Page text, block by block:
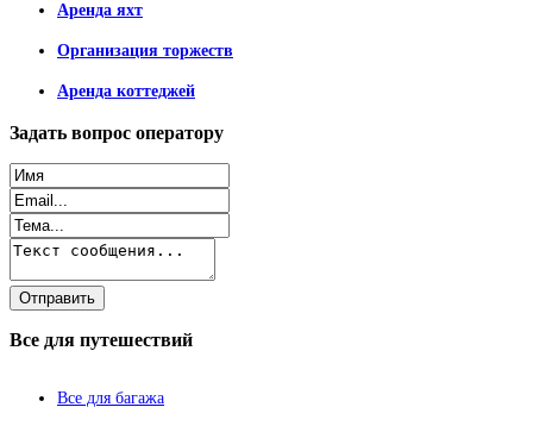
Аренда яхт
Организация торжеств
Аренда коттеджей
Задать вопрос оператору
Все для путешествий
Все для багажа